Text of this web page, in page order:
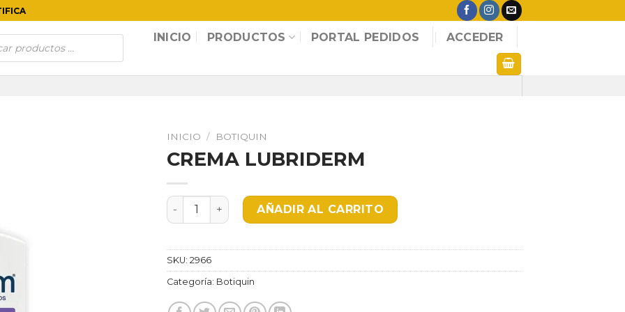
INICIO PRODUCTOS PORTAL PEDIDOS ACCEDER
INICIO / BOTIQUIN
CREMA LUBRIDERM
CREMA LUBRIDERM cantidadAÑADIR AL CARRITO
SKU: 2966
Categoría: Botiquin